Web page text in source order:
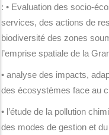
: • Evaluation des socio-
services, des actions de
biodiversité des zones
l’emprise spatiale de la
• analyse des impacts,
des écosystèmes face au
• l’étude de la pollution
des modes de gestion et